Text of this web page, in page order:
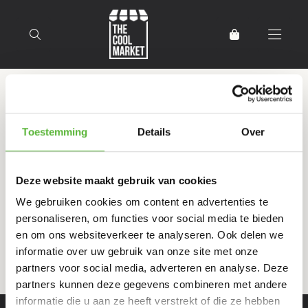
Toestemming Details Over
Deze website maakt gebruik van cookies
We gebruiken cookies om content en advertenties te
personaliseren, om functies voor social media te bieden
en om ons websiteverkeer te analyseren. Ook delen we
informatie over uw gebruik van onze site met onze
partners voor social media, adverteren en analyse. Deze
partners kunnen deze gegevens combineren met andere
informatie die u aan ze heeft verstrekt of die ze hebben
Producten getagd met
scroppino
Filter Sorteer